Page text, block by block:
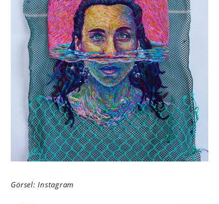
Görsel: Instagram